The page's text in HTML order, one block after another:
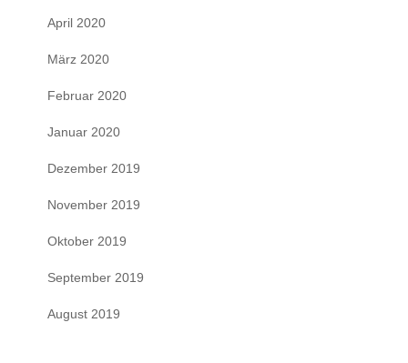
April 2020
März 2020
Februar 2020
Januar 2020
Dezember 2019
November 2019
Oktober 2019
September 2019
August 2019